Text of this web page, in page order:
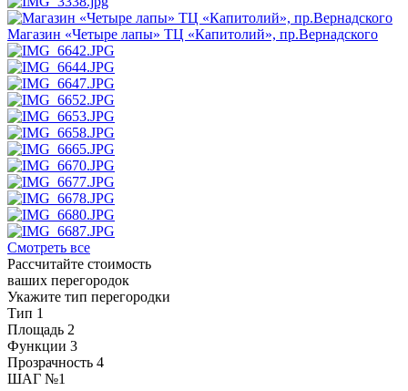
Магазин «Четыре лапы» ТЦ «Капитолий», пр.Вернадского
Смотреть все
Рассчитайте стоимость
ваших перегородок
Укажите тип перегородки
Тип 1
Площадь 2
Функции 3
Прозрачность 4
ШАГ №1